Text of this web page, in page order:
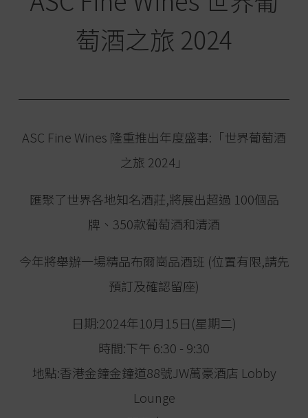
萄酒之旅 2024
ASC Fine Wines 隆重推出年度盛事:「世界葡萄酒
之旅 2024」
匯聚了世界各地知名酒莊,將展出超過 100個品
牌、350款葡萄酒和清酒
今年將舉辦一場精品布爾崗品酒班 (位置有限,請先
預訂及確認留座)
日期:2024年10月15日(星期二)
時間:下午 6:30 - 9:30
地點:香港金鐘金鐘道88號JW萬豪酒店 Lobby
Lounge